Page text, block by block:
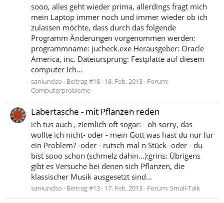
sooo, alles geht wieder prima, allerdings fragt mich
mein Laptop immer noch und immer wieder ob ich
zulassen möchte, dass durch das folgende
Programm Änderungen vorgenommen werden:
programmname: jucheck.exe Herausgeber: Oracle
America, inc. Dateiursprung: Festplatte auf diesem
computer Ich...
saniundso Beitrag #18 18. Feb. 2013 Forum:
Computerprobleme
Labertasche - mit Pflanzen reden
ich tus auch , ziemlich oft sogar: - oh sorry, das
wollte ich nicht- oder - mein Gott was hast du nur für
ein Problem? -oder - rutsch mal n Stück -oder - du
bist sooo schön (schmelz dahin...):grins: Übrigens
gibt es Versuche bei denen sich Pflanzen, die
klassischer Musik ausgesetzt sind...
saniundso Beitrag #13 17. Feb. 2013 Forum:Small-Talk